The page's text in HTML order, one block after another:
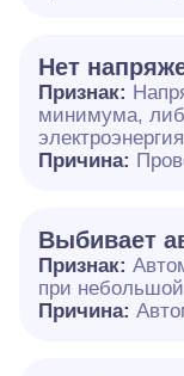
Нет
Признак:
минимума,
Причина:
Выбивает
Признак:
при небольшой
Причина: